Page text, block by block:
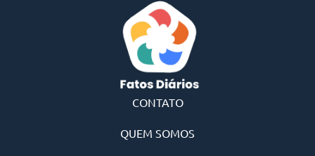
CONTATO
QUEM SOMOS